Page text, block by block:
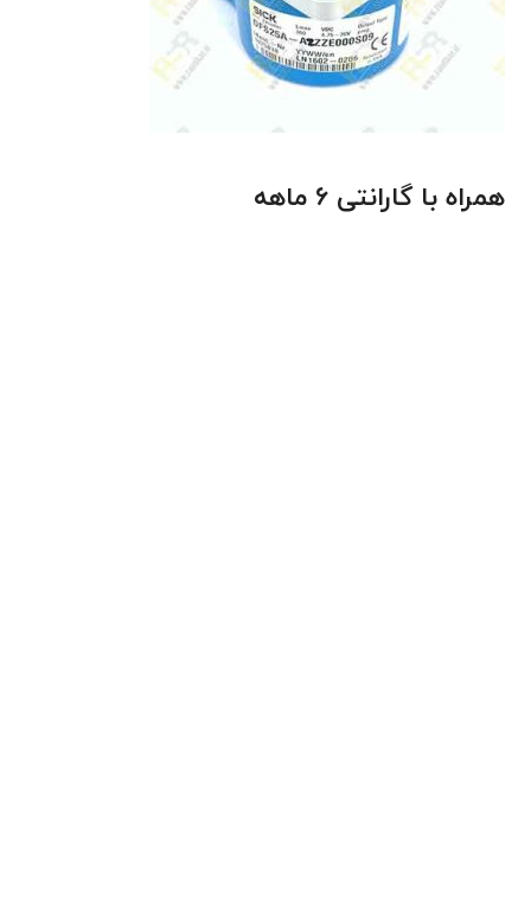
همراه با گارانتی 6 ماهه